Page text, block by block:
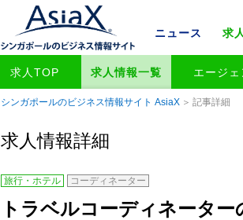
ニュース 求人
求人TOP 求人情報一覧 エージ
シンガポールのビジネス情報サイト AsiaX 記事詳細
求人情報詳細
旅行・ホテル コーディネーター
トラベルコーディネータ